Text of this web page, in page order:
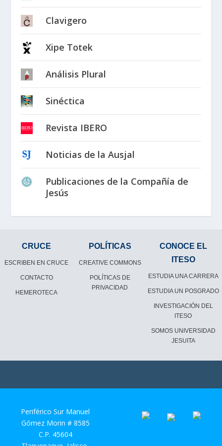
Clavigero
Xipe Totek
Análisis Plural
Sinéctica
Revista IBERO
Noticias de la Ausjal
Publicaciones de la Compañía de
Jesús
CRUCE
ESCRIBEN EN CRUCE
CONTACTO
HEMEROTECA
POLÍTICAS
CREATIVE COMMONS
POLÍTICAS DE
PRIVACIDAD
CONOCE EL
ITESO
ESTUDIA UNA CARRERA
ESTUDIA UN POSGRADO
INVESTIGACIÓN DEL
ITESO
SOMOS UNIVERSIDAD
JESUITA
Periférico Sur Manuel
Gómez Morin # 8585
C.P. 45604